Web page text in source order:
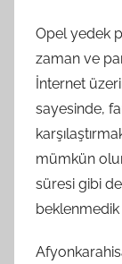
Opel yedek
zaman ve
İnternet
sayesinde,
mümkün
süresi gibi